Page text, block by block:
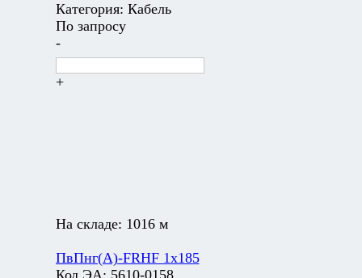
Категория: Кабель
По запросу
-
+
На складе: 1016 м
ПвПнг(А)-FRHF 1х185
Код ЭА: 5610-0158